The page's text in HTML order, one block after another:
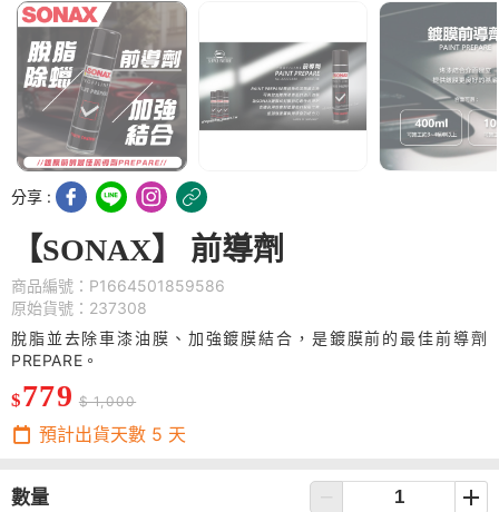
分享 :
【SONAX】 前導劑
商品編號：P1664501859586
原始貨號：237308
脫脂並去除車漆油膜、加強鍍膜結合，是鍍膜前的最佳前導劑
PREPARE。
$779 $ 1,000
預計出貨天數 5 天
數量